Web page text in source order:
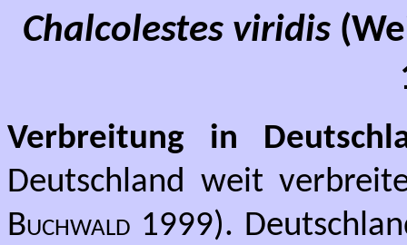
Chalcolestes viridis
Verbreitung in
Deutschland weit
Buchwald 1999).